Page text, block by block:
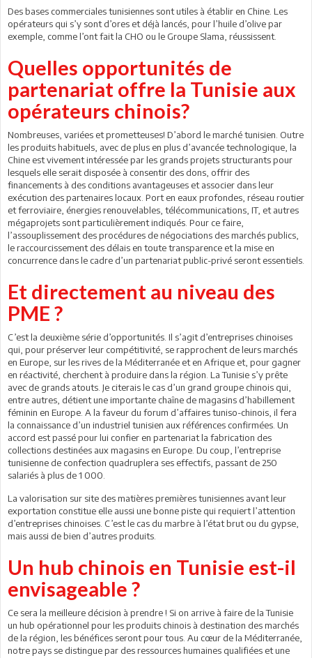
Des bases commerciales tunisiennes sont utiles à établir en Chine. Les
opérateurs qui s’y sont d’ores et déjà lancés, pour l’huile d’olive par
exemple, comme l’ont fait la CHO ou le Groupe Slama, réussissent.
Quelles opportunités de
partenariat offre la Tunisie aux
opérateurs chinois?
Nombreuses, variées et prometteuses! D’abord le marché tunisien. Outre
les produits habituels, avec de plus en plus d’avancée technologique, la
Chine est vivement intéressée par les grands projets structurants pour
lesquels elle serait disposée à consentir des dons, offrir des
financements à des conditions avantageuses et associer dans leur
exécution des partenaires locaux. Port en eaux profondes, réseau routier
et ferroviaire, énergies renouvelables, télécommunications, IT, et autres
mégaprojets sont particulièrement indiqués. Pour ce faire,
l’assouplissement des procédures de négociations des marchés publics,
le raccourcissement des délais en toute transparence et la mise en
concurrence dans le cadre d’un partenariat public-privé seront essentiels.
Et directement au niveau des
PME ?
C’est la deuxième série d’opportunités. Il s’agit d’entreprises chinoises
qui, pour préserver leur compétitivité, se rapprochent de leurs marchés
en Europe, sur les rives de la Méditerranée et en Afrique et, pour gagner
en réactivité, cherchent à produire dans la région. La Tunisie s’y prête
avec de grands atouts. Je citerais le cas d’un grand groupe chinois qui,
entre autres, détient une importante chaîne de magasins d’habillement
féminin en Europe. A la faveur du forum d’affaires tuniso-chinois, il fera
la connaissance d’un industriel tunisien aux références confirmées. Un
accord est passé pour lui confier en partenariat la fabrication des
collections destinées aux magasins en Europe. Du coup, l’entreprise
tunisienne de confection quadruplera ses effectifs, passant de 250
salariés à plus de 1 000.
La valorisation sur site des matières premières tunisiennes avant leur
exportation constitue elle aussi une bonne piste qui requiert l’attention
d’entreprises chinoises. C’est le cas du marbre à l’état brut ou du gypse,
mais aussi de bien d’autres produits.
Un hub chinois en Tunisie est-il
envisageable ?
Ce sera la meilleure décision à prendre ! Si on arrive à faire de la Tunisie
un hub opérationnel pour les produits chinois à destination des marchés
de la région, les bénéfices seront pour tous. Au cœur de la Méditerranée,
notre pays se distingue par des ressources humaines qualifiées et une